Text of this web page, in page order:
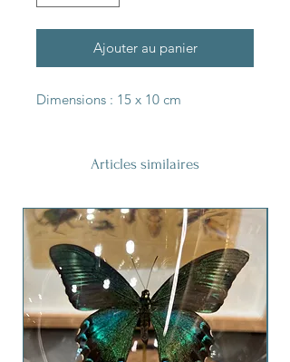
Ajouter au panier
Dimensions : 15 x 10 cm
Articles similaires